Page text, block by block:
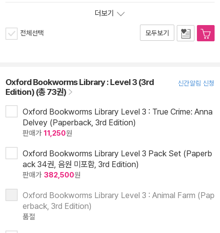
더보기
전체선택 모두보기
Oxford Bookworms Library : Level 3 (3rd
Edition) (총 73권)
신간알림 신청
Oxford Bookworms Library Level 3 : True Crime: Anna
Delvey (Paperback, 3rd Edition)
판매가 11,250원
Oxford Bookworms Library Level 3 Pack Set (Paperb
ack 34권, 음원 미포함, 3rd Edition)
판매가 382,500원
Oxford Bookworms Library Level 3 : Animal Farm (Pap
erback, 3rd Edition)
품절